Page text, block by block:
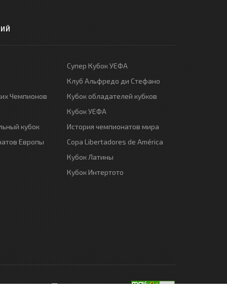
Чемпионов
кубок
Европы
Супер Кубок УЕФА
Клуб Альфредо ди Стефано
Кубок обладателей кубков
Кубок УЕФА
История чемпионатов мира
Copa Libertadores de América
Кубок Латины
Кубок Интертото